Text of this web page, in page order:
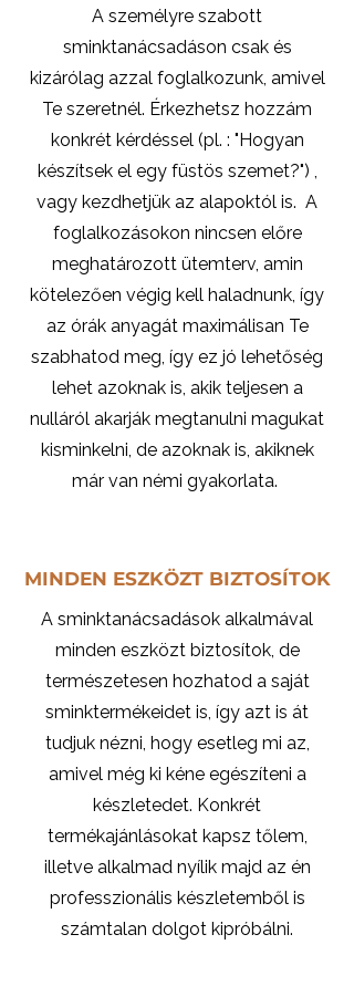
A személyre szabott
sminktanácsadáson csak és
kizárólag azzal foglalkozunk, amivel
Te szeretnél. Érkezhetsz hozzám
konkrét kérdéssel (pl. : "Hogyan
készítsek el egy füstös szemet?") ,
vagy kezdhetjük az alapoktól is. A
foglalkozásokon nincsen előre
meghatározott ütemterv, amin
kötelezően végig kell haladnunk, így
az órák anyagát maximálisan Te
szabhatod meg, így ez jó lehetőség
lehet azoknak is, akik teljesen a
nulláról akarják megtanulni magukat
kisminkelni, de azoknak is, akiknek
már van némi gyakorlata.
MINDEN ESZKÖZT BIZTOSÍTOK
A sminktanácsadások alkalmával
minden eszközt biztosítok, de
természetesen hozhatod a saját
sminktermékeidet is, így azt is át
tudjuk nézni, hogy esetleg mi az,
amivel még ki kéne egészíteni a
készletedet. Konkrét
termékajánlásokat kapsz tőlem,
illetve alkalmad nyílik majd az én
professzionális készletemből is
számtalan dolgot kipróbálni.